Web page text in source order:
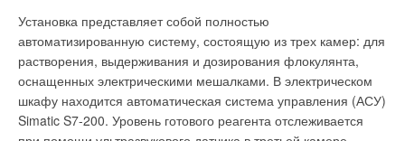
Установка представляет собой полностью
автоматизированную систему, состоящую из трех камер: для
растворения, выдерживания и дозирования флокулянта,
оснащенных электрическими мешалками. В электрическом
шкафу находится автоматическая система управления (АСУ)
Simatic S7-200. Уровень готового реагента отслеживается
При расчете указанных схем в приведенные выше
зависимости необходимо подставлять усредненные
температуры теплоносителей источников теплоты (холода) и
потребителей теплоты (холода). Минимальную температуру
циркулирующего теплоносителя надо выбирать у
потребителя с наименьшей температурой. Расход
возможность экономии для
индивидуальных
пользователей, а как
следствие к общей
экономии энергоресурсов.
оборудована вертикальной
разводкой, при которой
установка таких
теплосчетчиков будет
нерентабельной.